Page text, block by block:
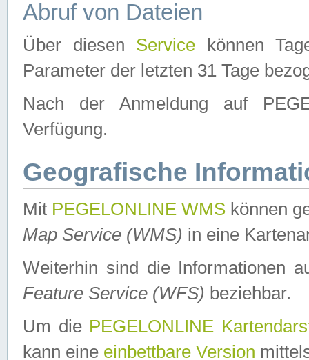
Abruf von Dateien
Über diesen Service können
Parameter der letzten 31 Tage
Nach der Anmeldung auf
Verfügung.
Geografische
Mit PEGELONLINE WMS können
Map Service (WMS) in eine
Weiterhin sind die Informationen
Feature Service (WFS) beziehbar.
Um die PEGELONLINE
kann eine einbettbare Version